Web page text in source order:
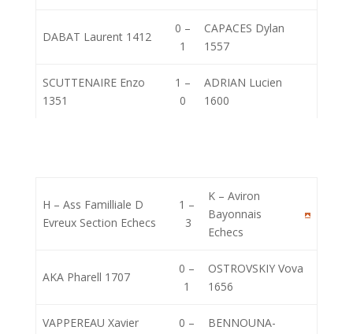
DABAT Laurent 1412
0 –
1
CAPACES Dylan
1557
SCUTTENAIRE Enzo
1351
1 –
0
ADRIAN Lucien
1600
H – Ass Familliale D
Evreux Section Echecs
1 –
3
K – Aviron
Bayonnais
Echecs
AKA Pharell 1707
0 –
1
OSTROVSKIY Vova
1656
VAPPEREAU Xavier
0 –
BENNOUNA-